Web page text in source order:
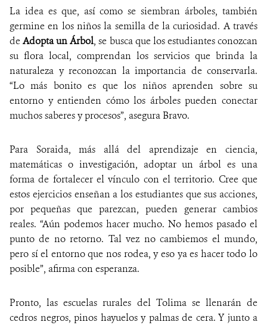
La idea es que, así como se siembran árboles, también
germine en los niños la semilla de la curiosidad. A través
deAdopta un Árbol, se busca que los estudiantes conozcan
su flora local, comprendan los servicios que brinda la
naturaleza y reconozcan la importancia de conservarla.
“Lo más bonito es que los niños aprenden sobre su
entorno y entienden cómo los árboles pueden conectar
muchos saberes y procesos”, asegura Bravo.
Para Soraida, más allá del aprendizaje en ciencia,
matemáticas o investigación, adoptar un árbol es una
forma de fortalecer el vínculo con el territorio. Cree que
estos ejercicios enseñan a los estudiantes que sus acciones,
por pequeñas que parezcan, pueden generar cambios
reales. “Aún podemos hacer mucho. No hemos pasado el
punto de no retorno. Tal vez no cambiemos el mundo,
pero sí el entorno que nos rodea, y eso ya es hacer todo lo
posible”, afirma con esperanza.
Pronto, las escuelas rurales del Tolima se llenarán de
cedros negros, pinos hayuelos y palmas de cera. Y junto a